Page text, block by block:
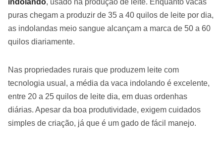
indolando, usado na produção de leite. Enquanto vacas
puras chegam a produzir de 35 a 40 quilos de leite por dia,
as indolandas meio sangue alcançam a marca de 50 a 60
quilos diariamente.
Nas propriedades rurais que produzem leite com
tecnologia usual, a média da vaca indolando é excelente,
entre 20 a 25 quilos de leite dia, em duas ordenhas
diárias. Apesar da boa produtividade, exigem cuidados
simples de criação, já que é um gado de fácil manejo.